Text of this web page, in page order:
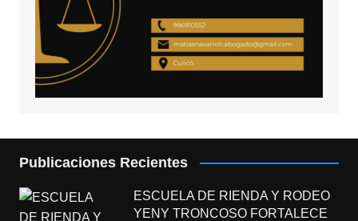
Publicaciones Recientes
ESCUELA DE RIENDA Y RODEO
YENY TRONCOSO FORTALECE